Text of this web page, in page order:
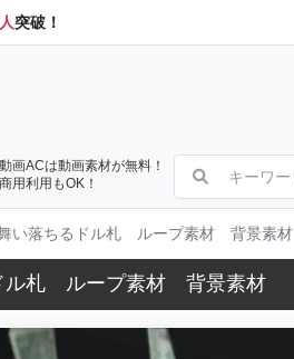
突破！
動画ACは動画素材が無料！
商用利用もOK！
い落ちるドル札 ループ素材 背景素材
ル札 ループ素材 背景素材